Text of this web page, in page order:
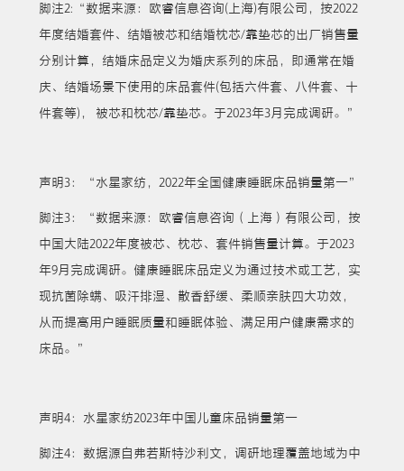
脚注2:“数据来源：欧睿信息咨询(上海)有限公司，按2022
年度结婚套件、结婚被芯和结婚枕芯/靠垫芯的出厂销售量
分别计算，结婚床品定义为婚庆系列的床品，即通常在婚
庆、结婚场景下使用的床品套件(包括六件套、八件套、十
件套等)， 被芯和枕芯/靠垫芯。于2023年3月完成调研。”
声明3：“水星家纺，2022年全国健康睡眠床品销量第一”
脚注3：“数据来源：欧睿信息咨询（上海）有限公司，按
中国大陆2022年度被芯、枕芯、套件销售量计算。于2023
年9月完成调研。健康睡眠床品定义为通过技术或工艺，实
现抗菌除螨、吸汗排湿、散香舒缓、柔顺亲肤四大功效，
从而提高用户睡眠质量和睡眠体验、满足用户健康需求的
床品。”
声明4：水星家纺2023年中国儿童床品销量第一
脚注4：数据源自弗若斯特沙利文，调研地理覆盖地域为中